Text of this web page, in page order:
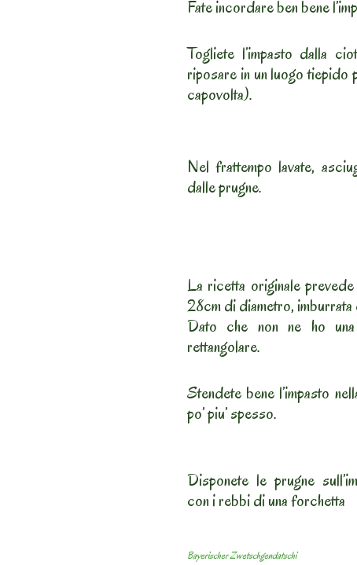
Fate incordare ben bene
Togliete l’impasto dalla
riposare in un luogo tiepido
capovolta).
Nel frattempo lavate,
dalle prugne.
La ricetta originale
28cm di diametro, imburrata
Dato che non ne ho
rettangolare.
Stendete bene l’impasto
po’ piu’ spesso.
Disponete le prugne
con i rebbi di una forchetta
Bayerischer Zwetschgendatschi